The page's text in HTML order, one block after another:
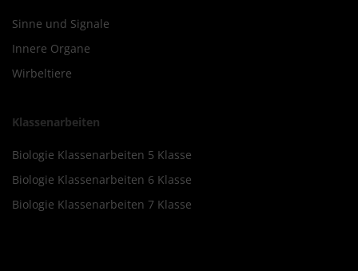
Sinne und Signale
Innere Organe
Wirbeltiere
Klassenarbeiten
Biologie Klassenarbeiten 5 Klasse
Biologie Klassenarbeiten 6 Klasse
Biologie Klassenarbeiten 7 Klasse